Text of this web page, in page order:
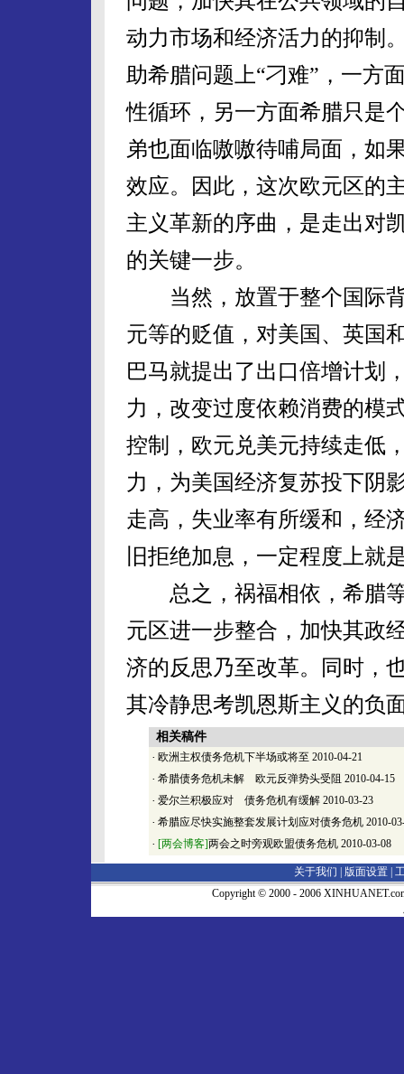
动力市场和经济活力的抑制
助希腊问题上“刁难”，一方
性循环，另一方面希腊只是
弟也面临嗷嗷待哺局面，如
效应。因此，这次欧元区的
主义革新的序曲，是走出对
的关键一步。
当然，放置于整个国际背
元等的贬值，对美国、英国
巴马就提出了出口倍增计划
力，改变过度依赖消费的模
控制，欧元兑美元持续走低
力，为美国经济复苏投下阴
走高，失业率有所缓和，经
旧拒绝加息，一定程度上就
总之，祸福相依，希腊等
元区进一步整合，加快其政
济的反思乃至改革。同时，
其冷静思考凯恩斯主义的负
相关稿件
· 欧洲主权债务危机下半场或将至 2010-04-21
· 希腊债务危机未解 欧元反弹势头受阻 2010-04-15
· 爱尔兰积极应对 债务危机有缓解 2010-03-23
· 希腊应尽快实施整套发展计划应对债务危机 2010-
· [两会博客]两会之时旁观欧盟债务危机 2010-03-08
关于我们 | 版面设置
Copyright © 2000 - 2006